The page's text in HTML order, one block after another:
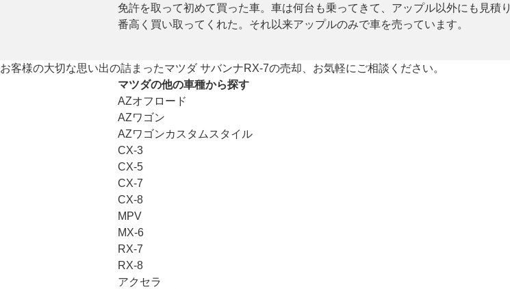
免許を取って初めて買った車。車は何台も乗ってきて、アップル以外にも見積
番高く買い取ってくれた。それ以来アップルのみで車を売っています。
お客様の大切な思い出の詰まったマツダ サバンナRX-7の売却、お気軽にご相談ください。
マツダの他の車種から探す
AZオフロード
AZワゴン
AZワゴンカスタムスタイル
CX-3
CX-5
CX-7
CX-8
MPV
MX-6
RX-7
RX-8
アクセラ